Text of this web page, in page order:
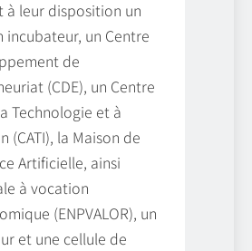
à leur disposition un
incubateur, un Centre
de
(CDE), un Centre
Technologie et à
(CATI), la Maison de
Artificielle, ainsi
à vocation
(ENPVALOR), un
et une cellule de